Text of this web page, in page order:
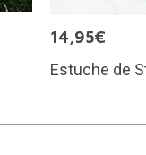
14,95€
Estuche de